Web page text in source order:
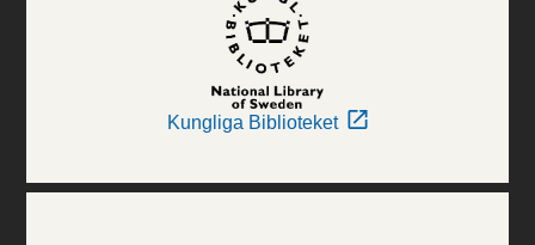
Kungliga Biblioteket